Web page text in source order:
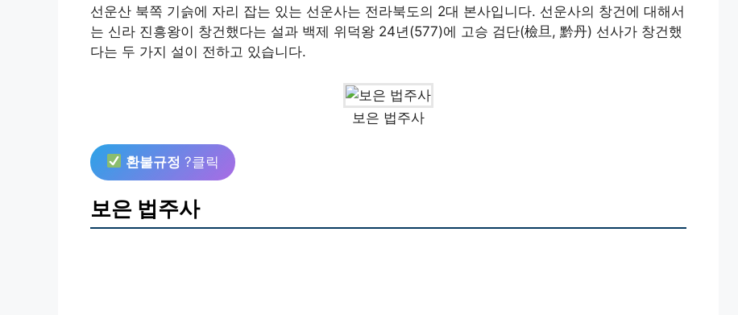
선운산 북쪽 기슭에 자리 잡는 있는 선운사는 전라북도의 2대 본사입니다. 선운사의 창건에 대해서
는 신라 진흥왕이 창건했다는 설과 백제 위덕왕 24년(577)에 고승 검단(檢旦, 黔丹) 선사가 창건했
다는 두 가지 설이 전하고 있습니다.
보은 법주사
환불규정 ?클릭
보은 법주사